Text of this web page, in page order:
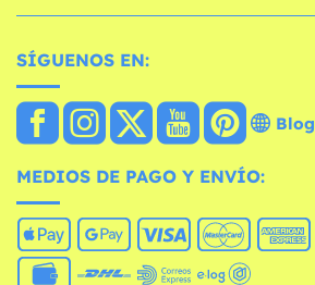
SÍGUENOS EN:
Blog
MEDIOS DE PAGO Y ENVÍO: